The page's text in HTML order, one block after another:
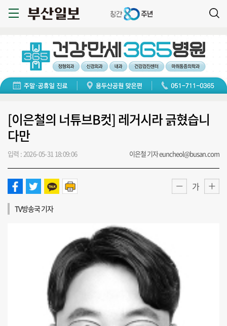
[이은철의 너튜브B컷] 레거시라 긁혔습니
다만
입력 : 2026-05-31 18:09:06 이은철 기자 euncheol@busan.com
가
TV방송국 기자